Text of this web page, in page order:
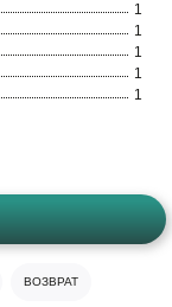
1
1
1
1
1
ВОЗВРАТ